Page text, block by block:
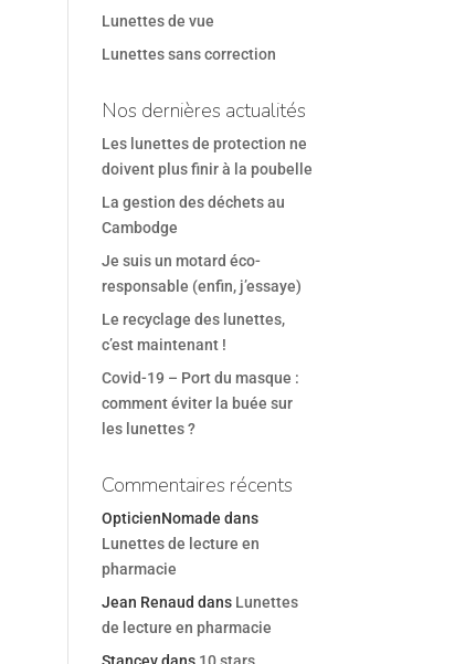
Lunettes de vue
Lunettes sans correction
Nos dernières actualités
Les lunettes de protection ne
doivent plus finir à la poubelle
La gestion des déchets au
Cambodge
Je suis un motard éco-
responsable (enfin, j’essaye)
Le recyclage des lunettes,
c’est maintenant !
Covid-19 – Port du masque :
comment éviter la buée sur
les lunettes ?
Commentaires récents
OpticienNomade dans
Lunettes de lecture en
pharmacie
Jean Renaud dans Lunettes
de lecture en pharmacie